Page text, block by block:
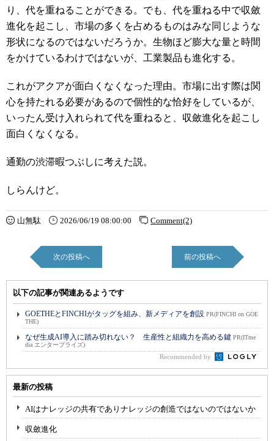
り、代を重ねることができる。でも、代を重ねる中で収斂
進化を起こし、市場の多くを占めるものはみな同じような
形状になるのではないだろうか。生物ほど膨大な量と時間
をかけているわけではないが、工業製品も進化する。
これがアクアが面白くなくなった理由。市場に出す際は関
心を持たれる必要があるので個性的な恰好をしているが、
いったん受け入れられて代を重ねると、収斂進化を起こし
面白くなくなる。
通勤の渋滞暇つぶしに考えた説。
しらんけど。
山無駄 2026/06/19 08:00:00 Comment(2)
次の投稿へ 前の投稿へ
以下の記事が関連あるようです
GOETHEとFINCHIがタッグを組み、新メディアを創設 PR(FINCHI on GOE
THE)
なぜ生成AI導入に踏み切れない？ 生産性と組織力を高める鍵 PR(ITme
dia エンタープライズ)
Recommended by
最新の投稿
AIはナレッジの共有でありナレッジの創造ではないのではないか
収斂進化